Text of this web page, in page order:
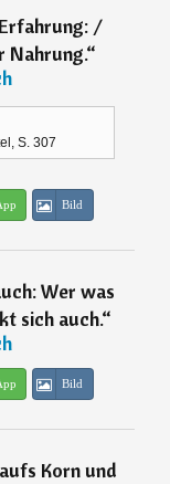
/
Nahrung.“
S. 307
Bild
Wer was
sich auch.“
Bild
Korn und